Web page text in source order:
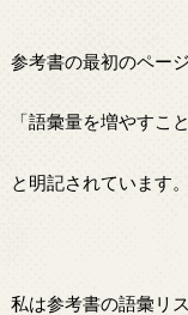
参考書の最初のペー
「語彙量を増やすこ
と明記されています。
私は参考書の語彙リ